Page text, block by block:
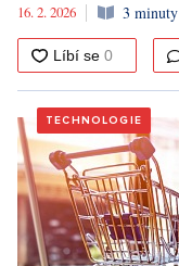
16. 2. 2026
3 minuty
TECHNOLOGIE